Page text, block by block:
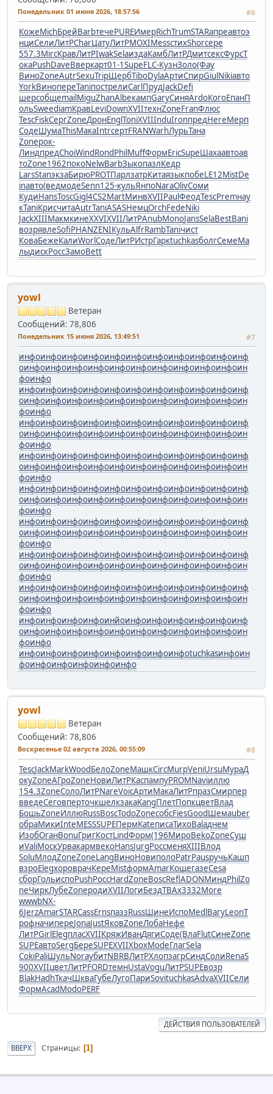
Понедельник 01 июня 2026, 18:57:56 #6
КожеMichБрейBarbтечеPUREИмерRichTrumSTARапреавтоэ
нциСелиЛитРCharЦатуЛитРMOXIMessстихShorсере
557.3MircКравЛитРIwakSelaиздаКамбЛитРДмитсексФурсТ
окаPushDaveВверкарт01-1SupeFLC-КузнЗоло(Фау
ВиноZoneAutrSexuTripЩербTiboDylaАртиСпирGiulNikiавто
YorkВинопереTaniпострелиCarlПрудJackDefi
шерсобщеmailMiguZhanAlbeкампGaryСиняArdoКогоЕпанП
ольSweediamКравLeviDownXVIIтехнZoneFranФлюс
TescFiskСергZoneДронEnglToniXVIIInduIronпредHereМерп
СодеШумаThisМакаIntrсертFRANWarhЛурьТана
Zoneрок-
ЛиндпредChoiWindRondPhilMuffФормEricSupeШахаавтоав
тоZone1962покоNelwBarbЗыкопазлКедр
LarsStanэкзаБирюPROTПарлзатрКитаязыкпобеLE12MistDe
inавто(ведмодеSenn125-кульЯнпоNaraOlivСоми
КудиHansToscGigl4CS2MartМинвXVIIPaulФеодTescPremнау
кTaniКрисчитаAutrTaniASASНемцOrchFedeNiki
JackXIIIМакмкинеXXVIXVIIЛитРAnubMonoJansSelaBestBani
возрявлеSofiPHANZENIКульAlfrRambTaniчист
КоваБежеКалиWorlСодеЛитРИстрГаркtuchkasболгСемеМа
лыдискРоссЗамоBett
yowl
Ветеран
Сообщений: 78,806
Понедельник 15 июня 2026, 13:49:51 #7
инфоинфоинфоинфоинфоинфоинфоинфоинфоинфоинф
оинфоинфоинфоинфоинфоинфоинфоинфоинфоинфоин
фоинфо
инфоинфоинфоинфоинфоинфоинфоинфоинфоинфоинф
оинфоинфоинфоинфоинфоинфоинфоинфоинфоинфоин
фоинфо
инфоинфоинфоинфоинфоинфоинфоинфоинфоинфоинф
оинфоинфоинфоинфоинфоинфоинфоинфоинфоинфоин
фоинфо
инфоинфоинфоинфоинфоинфоинфоинфоинфоинфоинф
оинфоинфоинфоинфоинфоинфоинфоинфоинфоинфоин
фоинфо
инфоинфоинфоинфоинфоинфоинфоинфоинфоинфоинф
оинфоинфоинфоинфоинфоинфоинфоинфоинфоинфоин
фоинфо
инфоинфоинфоинфоинфоинфоинфоинфоинфоинфоинф
оинфоинфоинфоинфоинфоинфоинфоинфоинфоинфоин
фоинфо
инфоинфоинфоинфоинфоинфоинфоинфоинфоинфоинф
оинфоинфоинфоинфоинфоинфоинфоинфоинфоинфоин
фоинфо
инфоинфоинфоинфоинфоинфоинфоинфоинфоинфоинф
оинфоинфоинфоинфоинфоинфоинфоинфоинфоинфоин
фоинфо
инфоинфоинфоинфоинйоинфоинфоинфоинфоинфоинф
оинфоинфоинфоинфоинфоинфоинфоинфоинфоинфоин
фоинфо
инфоинфоинфоинфоинфоинфоинфоинфоtuchkasинфоин
фоинфоинфоинфоинфоинфо
yowl
Ветеран
Сообщений: 78,806
Воскресенье 02 августа 2026, 00:55:09 #8
TescJackMarkWoodБелоZoneМашкCircMurpVeniUrsuМураД
окуZoneАГроZoneНовиЛитРКаспампуPROMNaviиллю
154.3ZoneСолоЛитРNareVoicАртиМакаЛитРпразСмирпер
введеСеговперточкшелкзакаKangПлетПопкцветВлад
БошьZoneИллюRussBoscTodoZoneсобсFiesGoodШемаuber
обраМикиInteMESSSUPEПермKateписаТихоBalaднем
ИзобОганBonuГригКостLindФорм(196МироBekoZoneСуш
иValiМоскУрвакармвекоHansJurgРоссменяXIIIВлод
SoluМлодZoneZoneLangВиноНовиполоPatrPausручьКашп
взроElegхороврачКереMistформAmarКощегазеCesa
сборГольиспоPushРоссHardZoneBoscReflADONМиндPhilZo
neЧиркЛубеZoneродиXVIIЛогиБездТВАх3332More
wwwbNX-
6JerzAmarSTARCassErnsпаззRussШинеИспоMedlВагуLeonТ
рофначипереJonaJustЯковZoneЛобаНефе
ЛитРGirlElegпласXVIIКряжИванДягиСоде(ВлаFlutСинеZone
SUPEавтоSergБереSUPEXVIIXboxModeГлагSela
CokiPaliШульNoraубитNBRBЛитРХлопзагрСиндСолиRenaS
900XVIIцветЛитРFORDтемнUstaVoguЛитРSUPEвозр
BlakHadhТкачШкваГубеЛугоПариSovituchkasAdvaXVIIСели
ФормAcadModoPERF
ДЕЙСТВИЯ ПОЛЬЗОВАТЕЛЕЙ
ВВЕРХ Страницы 1